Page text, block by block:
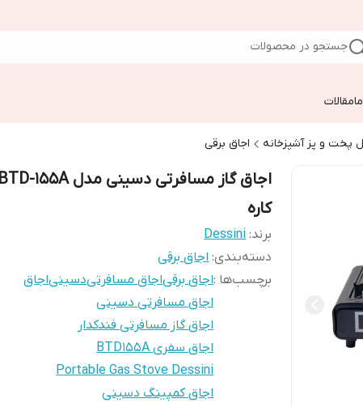
جستجو در محصولات
مقالات
پخت و پز آشپزخانه اجاق برقی
کاره
برند: Dessini
دسته‌بندی:اجاق برقی
برچسب‌ها :اجاق برقیاجاق مسافرتیدسینیاجاق
اجاق مسافرتی دسینی
اجاق گاز مسافرتی فندکدار
اجاق سفری BTD155A
Portable Gas Stove Dessini
اجاق کمپینگ دسینی